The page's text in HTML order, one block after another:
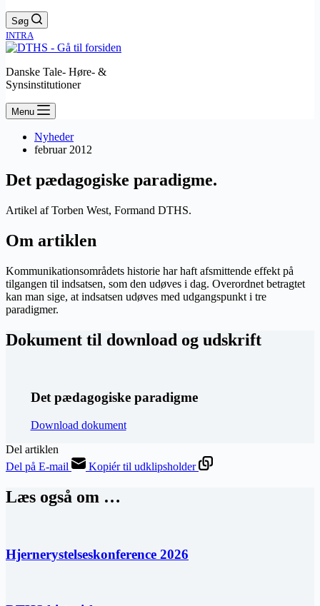
Søg
INTRA
Danske Tale- Høre- &
Synsinstitutioner
Menu
Nyheder
februar 2012
Det pædagogiske paradigme.
Artikel af Torben West, Formand DTHS.
Om artiklen
Kommunikationsområdets historie har haft afsmittende effekt på
tilgangen til indsatsen, som den udøves i dag. Overordnet betragtet
kan man sige, at indsatsen udøves med udgangspunkt i tre
paradigmer.
Dokument til download og udskrift
Det pædagogiske paradigme
Download dokument
Del artiklen
Del på E-mail
Kopiér til udklipsholder
Læs også om …
Hjernerystelseskonference 2026